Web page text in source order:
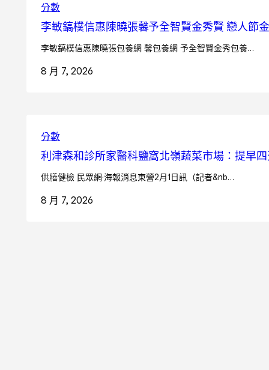
分數
李敏鎬樸信惠陳曉張馨予全智賢金秀賢 戀人節
李敏鎬樸信惠陳曉張包養網 馨包養網 予全智賢金秀包養…
8 月 7, 2026
分數
利津森和診所家醫科鹽窩北嶺蔬菜市場：提早
供膳健檢 民眾網·海報消息東營2月1日訊（記者&nb…
8 月 7, 2026